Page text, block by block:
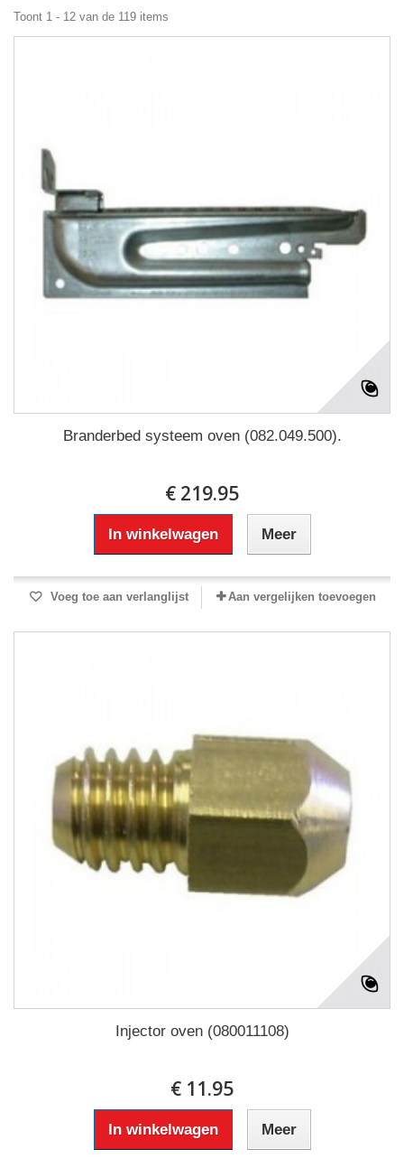
Toont 1 - 12 van de 119 items
Branderbed systeem oven (082.049.500).
€ 219.95
In winkelwagen Meer
Voeg toe aan verlanglijst Aan vergelijken toevoegen
Injector oven (080011108)
€ 11.95
In winkelwagen Meer